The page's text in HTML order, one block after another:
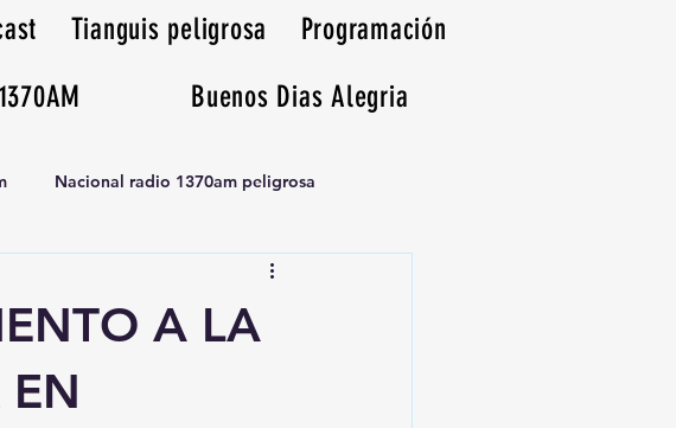
Tianguis peligrosa
Programación
Buenos Dias Alegria
Nacional radio 1370am peligrosa
A LA